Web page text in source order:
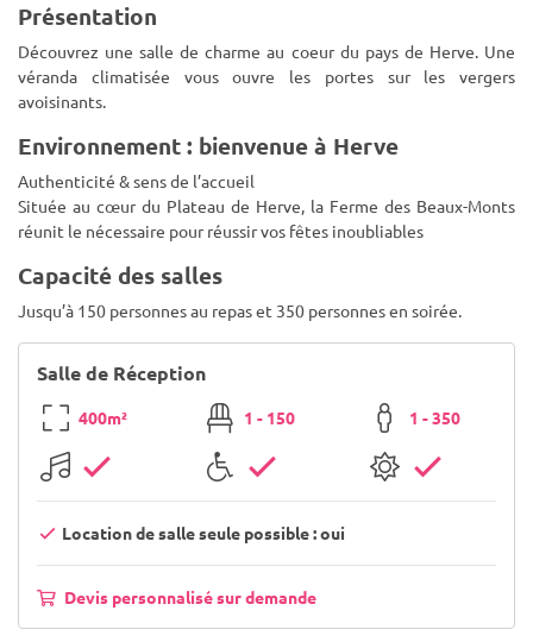
Présentation
Découvrez une salle de charme au coeur du pays de Herve. Une
véranda climatisée vous ouvre les portes sur les vergers
avoisinants.
Environnement : bienvenue à Herve
Authenticité & sens de l’accueil
Située au cœur du Plateau de Herve, la Ferme des Beaux-Monts
réunit le nécessaire pour réussir vos fêtes inoubliables
Capacité des salles
Jusqu’à 150 personnes au repas et 350 personnes en soirée.
Salle de Réception
400m² 1 - 150 1 - 350
Location de salle seule possible : oui
Devis personnalisé sur demande